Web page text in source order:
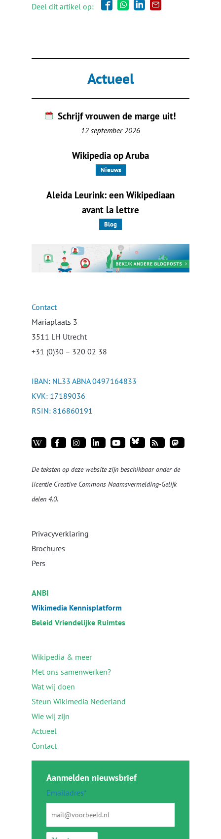
Deel dit artikel op:
Actueel
Schrijf vrouwen de marge uit!
12 september 2026
Wikipedia op Aruba
Nieuws
Aleida Leurink: een Wikipediaan
avant la lettre
Blog
Contact
Mariaplaats 3
3511 LH Utrecht
+31 (0)30 – 320 02 38
IBAN: NL33 ABNA 0497164833
KVK: 17189036
RSIN: 816860191
De teksten op deze website zijn beschikbaar onder de
licentie Creative Commons Naamsvermelding-Gelijk
delen 4.0.
Privacyverklaring
Brochures
Pers
ANBI
Wikimedia Kennisplatform
Beleid Vriendelijke Ruimtes
Wikipedia & meer
Met ons samenwerken?
Wat wij doen
Steun Wikimedia Nederland
Wie wij zijn
Actueel
Contact
Aanmelden nieuwsbrief
Emailadres*